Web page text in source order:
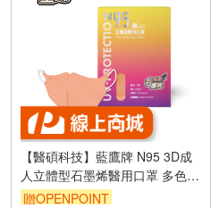
【醫碩科技】藍鷹牌 N95 3D成
人立體型石墨烯醫用口罩 多色可
選
贈OPENPOINT